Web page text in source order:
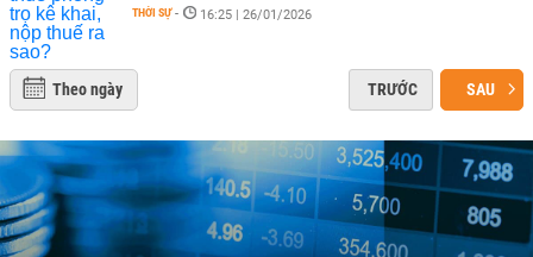
THỜI SỰ - 16:25 | 26/01/2026
Theo ngày TRƯỚC SAU